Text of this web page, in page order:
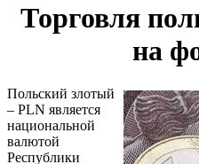
Торговля
на
Польский злотый
– PLN является
национальной
валютой
Республики